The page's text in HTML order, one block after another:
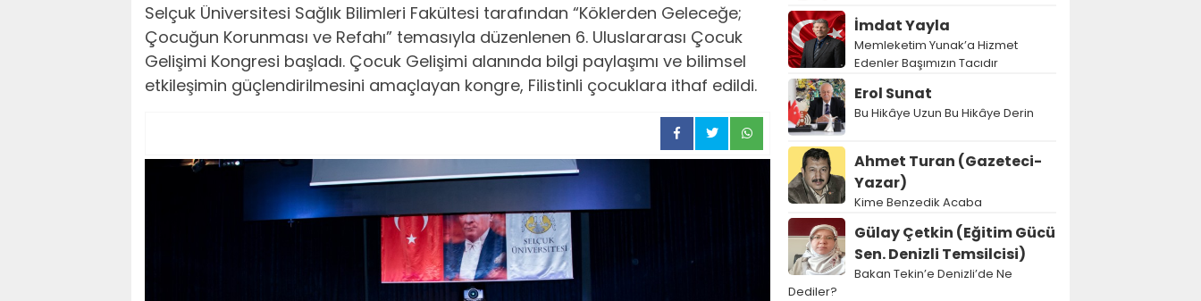
Selçuk Üniversitesi Sağlık Bilimleri Fakültesi tarafından “Köklerden Geleceğe;
Çocuğun Korunması ve Refahı” temasıyla düzenlenen 6. Uluslararası Çocuk
Gelişimi Kongresi başladı. Çocuk Gelişimi alanında bilgi paylaşımı ve bilimsel
etkileşimin güçlendirilmesini amaçlayan kongre, Filistinli çocuklara ithaf edildi.
İmdat Yayla
Memleketim Yunak’a Hizmet
Edenler Başımızın Tacıdır
Erol Sunat
Bu Hikâye Uzun Bu Hikâye Derin
Ahmet Turan (Gazeteci-
Yazar)
Kime Benzedik Acaba
Gülay Çetkin (Eğitim Gücü
Sen. Denizli Temsilcisi)
Bakan Tekin’e Denizli’de Ne
Dediler?